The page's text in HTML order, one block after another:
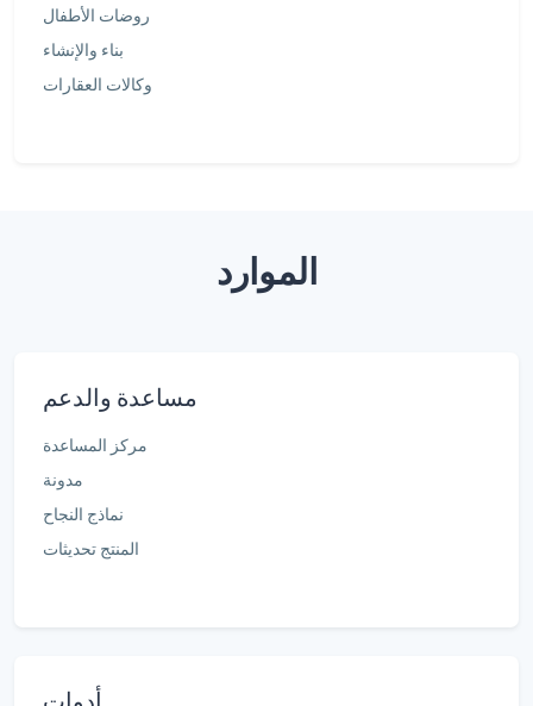
روضات الأطفال
بناء والإنشاء
وكالات العقارات
الموارد
مساعدة والدعم
مركز المساعدة
مدونة
نماذج النجاح
المنتج تحديثات